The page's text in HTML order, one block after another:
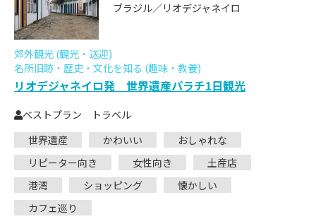
ブラジル／リオデジャネイロ
郊外観光 (観光・送迎)
名所旧跡・歴史・文化を知る (趣味・教養)
リオデジャネイロ発 世界遺産パラチ1日観光
ベストプラン トラベル
世界遺産
かわいい
おしゃれな
リピーター向き
女性向き
土産店
港湾
ショッピング
懐かしい
カフェ巡り